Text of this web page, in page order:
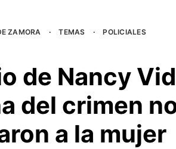
ZAMORA · TEMAS · POLICIALES
de Nancy
del crimen
a la mujer